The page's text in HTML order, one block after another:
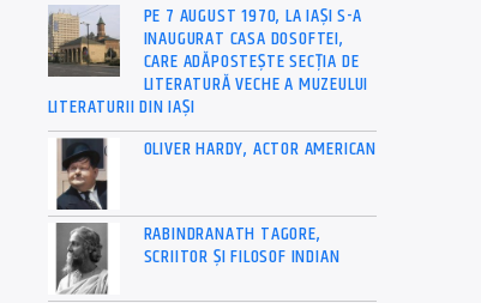
PE 7 AUGUST 1970, LA IAŞI S-A
INAUGURAT CASA DOSOFTEI,
CARE ADĂPOSTEŞTE SECŢIA DE
LITERATURĂ VECHE A MUZEULUI
LITERATURII DIN IAŞI
OLIVER HARDY, ACTOR AMERICAN
RABINDRANATH TAGORE,
SCRIITOR ȘI FILOSOF INDIAN